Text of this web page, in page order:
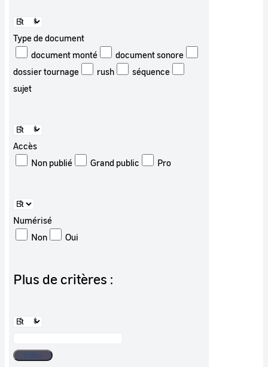
Type de document
document monté
document sonore
dossier tournage
rush
séquence
sujet
Accès
Non publié
Grand public Pro
Numérisé
Non
Oui
Plus de critères :